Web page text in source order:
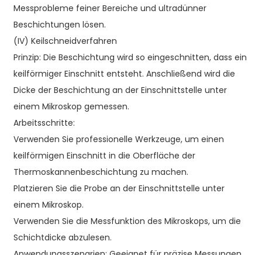
Messprobleme feiner Bereiche und ultradünner
Beschichtungen lösen.
(IV) Keilschneidverfahren
Prinzip: Die Beschichtung wird so eingeschnitten, dass ein
keilförmiger Einschnitt entsteht. Anschließend wird die
Dicke der Beschichtung an der Einschnittstelle unter
einem Mikroskop gemessen.
Arbeitsschritte:
Verwenden Sie professionelle Werkzeuge, um einen
keilförmigen Einschnitt in die Oberfläche der
Thermoskannenbeschichtung zu machen.
Platzieren Sie die Probe an der Einschnittstelle unter
einem Mikroskop.
Verwenden Sie die Messfunktion des Mikroskops, um die
Schichtdicke abzulesen.